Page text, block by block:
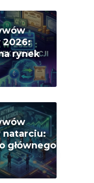
2026:
rynek
natarciu:
głównego